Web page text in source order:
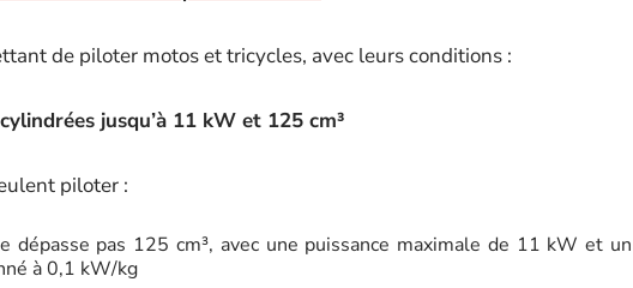
de piloter motos et tricycles, avec leurs conditions :
jusqu’à 11 kW et 125 cm³
piloter :
dépasse pas 125 cm³, avec une puissance maximale de 11 kW et un
à 0,1 kW/kg